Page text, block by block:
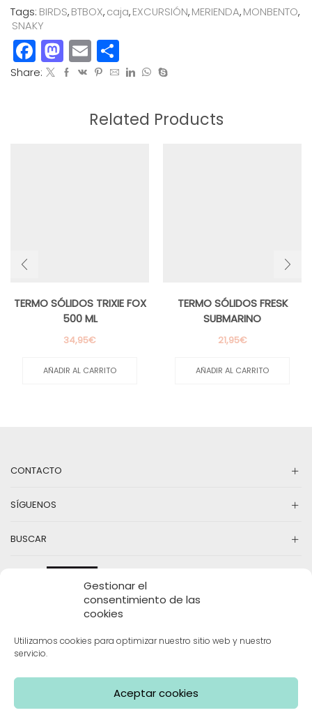
Gestionar el
consentimiento de las
cookies
Utilizamos cookies para optimizar nuestro sitio web y nuestro
servicio.
Aceptar cookies
Tags: BIRDS,BTBOX,caja,EXCURSIÓN,MERIENDA,MONBENTO,
SNAKY
Facebook
Mastodon
Email
Share:
Related Products
TERMO SÓLIDOS TRIXIE FOX
500 ML
34,95€
AÑADIR AL CARRITO
TERMO SÓLIDOS FRESK
SUBMARINO
21,95€
AÑADIR AL CARRITO
CONTACTO
SÍGUENOS
BUSCAR